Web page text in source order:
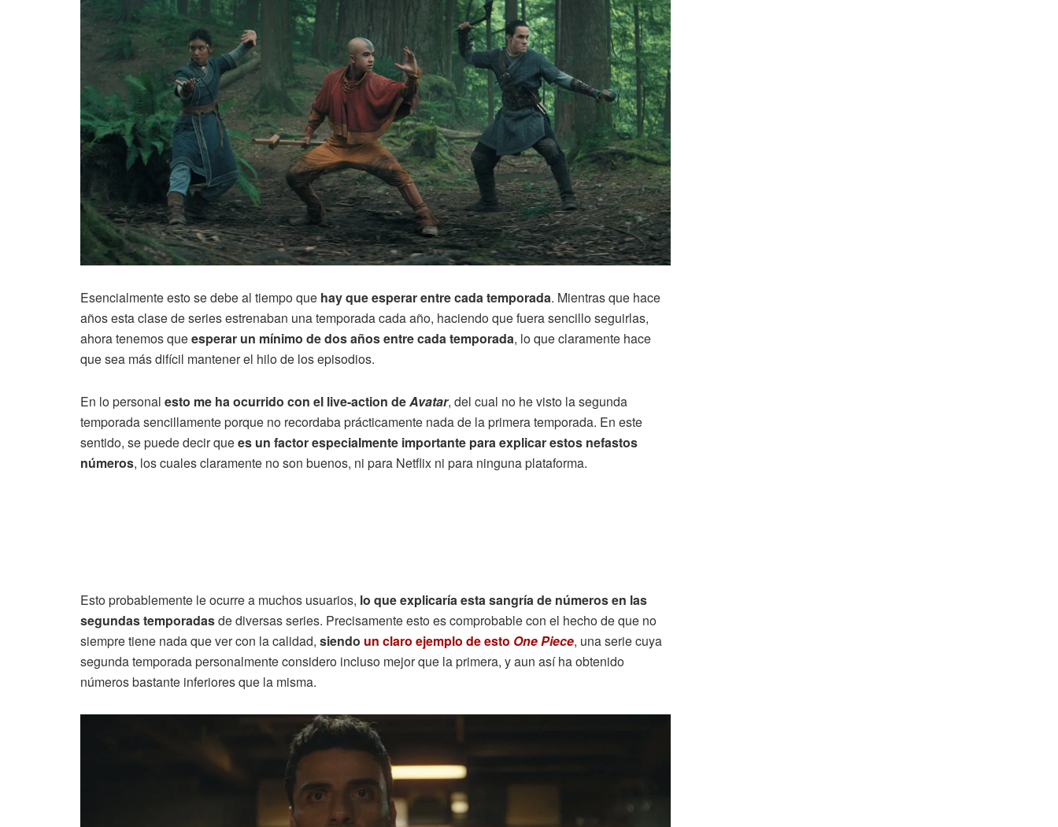
Esencialmente esto se debe al tiempo que hay que esperar entre cada temporada. Mientras que hace
años esta clase de series estrenaban una temporada cada año, haciendo que fuera sencillo seguirlas,
ahora tenemos queesperar un mínimo de dos años entre cada temporada, lo que claramente hace
que sea más difícil mantener el hilo de los episodios.
En lo personal esto me ha ocurrido con el live-action deAvatar, del cual no he visto la segunda
temporada sencillamente porque no recordaba prácticamente nada de la primera temporada. En este
sentido, se puede decir quees un factor especialmente importante para explicar estos nefastos
números, los cuales claramente no son buenos, ni para Netflix ni para ninguna plataforma.
Esto probablemente le ocurre a muchos usuarios, lo que explicaría esta sangría de números en las
segundas temporadasde diversas series. Precisamente esto es comprobable con el hecho de que no
siempre tiene nada que ver con la calidad, siendo un claro ejemplo de esto One Piece, una serie cuya
segunda temporada personalmente considero incluso mejor que la primera, y aun así ha obtenido
números bastante inferiores que la misma.